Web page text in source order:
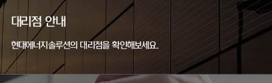
대리점 안내
현대에너지솔루션의 대리점을 확인해보세요.